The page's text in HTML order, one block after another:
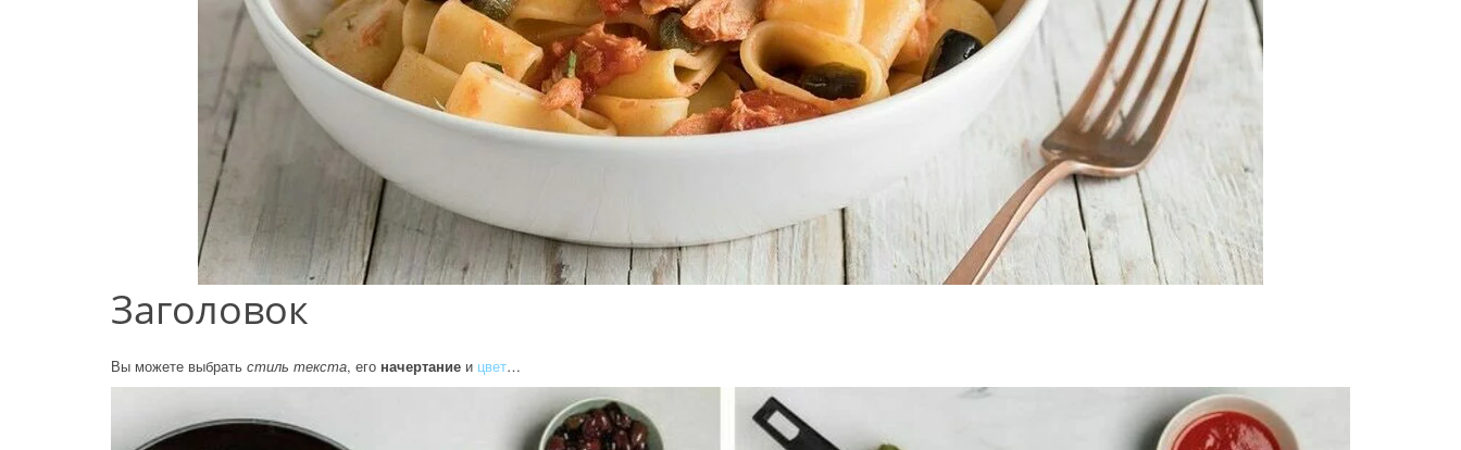
Заголовок
Вы можете выбрать стиль текста, его начертание и цвет…